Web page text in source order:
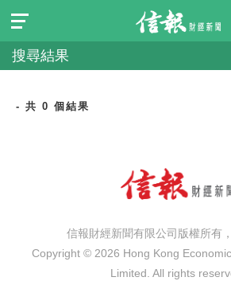
搜尋結果
- 共 0 個結果
信報財經新聞有限公司版權所有
Copyright © 2026 Hong Kong
Limited. All rights